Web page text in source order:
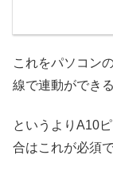
これをパソコン
線で連動ができ
というよりA10
合はこれが必須で